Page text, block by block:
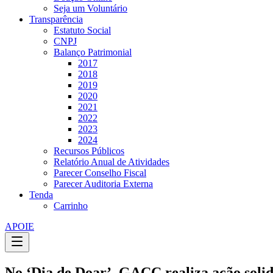
Seja um Voluntário
Transparência
Estatuto Social
CNPJ
Balanço Patrimonial
2017
2018
2019
2020
2021
2022
2023
2024
Recursos Públicos
Relatório Anual de Atividades
Parecer Conselho Fiscal
Parecer Auditoria Externa
Tenda
Carrinho
APOIE